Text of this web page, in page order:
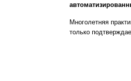
Многолетняя
только